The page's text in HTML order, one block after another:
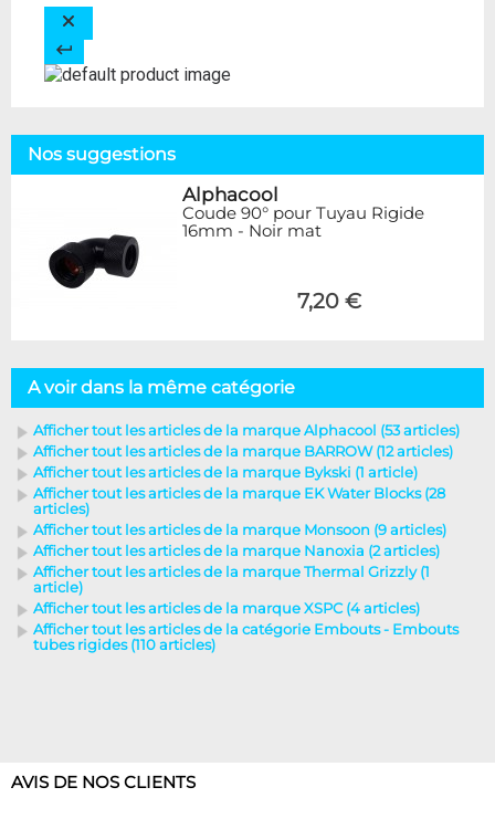
Nos suggestions
Alphacool
Coude 90° pour Tuyau Rigide
16mm - Noir mat
7,20 €
A voir dans la même catégorie
Afficher tout les articles de la marque Alphacool (53 articles)
Afficher tout les articles de la marque BARROW (12 articles)
Afficher tout les articles de la marque Bykski (1 article)
Afficher tout les articles de la marque EK Water Blocks (28
articles)
Afficher tout les articles de la marque Monsoon (9 articles)
Afficher tout les articles de la marque Nanoxia (2 articles)
Afficher tout les articles de la marque Thermal Grizzly (1
article)
Afficher tout les articles de la marque XSPC (4 articles)
Afficher tout les articles de la catégorie Embouts - Embouts
tubes rigides (110 articles)
AVIS DE NOS CLIENTS